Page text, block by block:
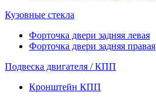
Кузовные стекла
Форточка двери задняя левая
Форточка двери задняя правая
Подвеска двигателя / КПП
Кронштейн КПП